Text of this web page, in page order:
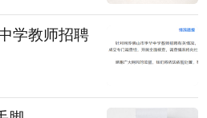
学教师招聘